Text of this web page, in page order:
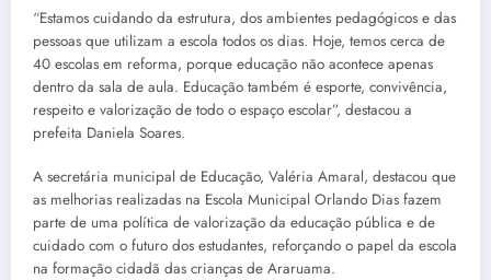
“Estamos cuidando da estrutura, dos ambientes pedagógicos e das
pessoas que utilizam a escola todos os dias. Hoje, temos cerca de
40 escolas em reforma, porque educação não acontece apenas
dentro da sala de aula. Educação também é esporte, convivência,
respeito e valorização de todo o espaço escolar”, destacou a
prefeita Daniela Soares.
A secretária municipal de Educação, Valéria Amaral, destacou que
as melhorias realizadas na Escola Municipal Orlando Dias fazem
parte de uma política de valorização da educação pública e de
cuidado com o futuro dos estudantes, reforçando o papel da escola
na formação cidadã das crianças de Araruama.